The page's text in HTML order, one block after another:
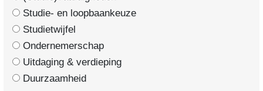
Studie- en loopbaankeuze
Studietwijfel
Ondernemerschap
Uitdaging & verdieping
Duurzaamheid